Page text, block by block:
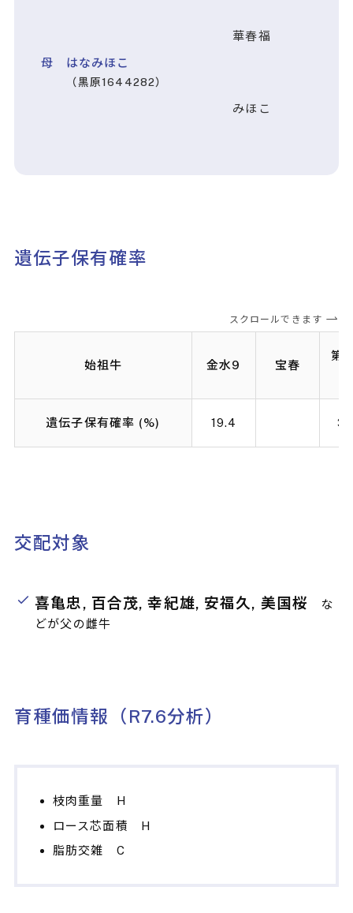
母 はなみほこ
（黒原1644282）
華春福
みほこ
遺伝子保有確率
スクロールできます
始祖牛 金水9 宝春
第
遺伝子保有確率 (%) 19.4
交配対象
喜亀忠, 百合茂, 幸紀雄, 安福久, 美国桜
な
どが父の雌牛
育種価情報（R7.6分析）
枝肉重量 H
ロース芯面積 H
脂肪交雑 C